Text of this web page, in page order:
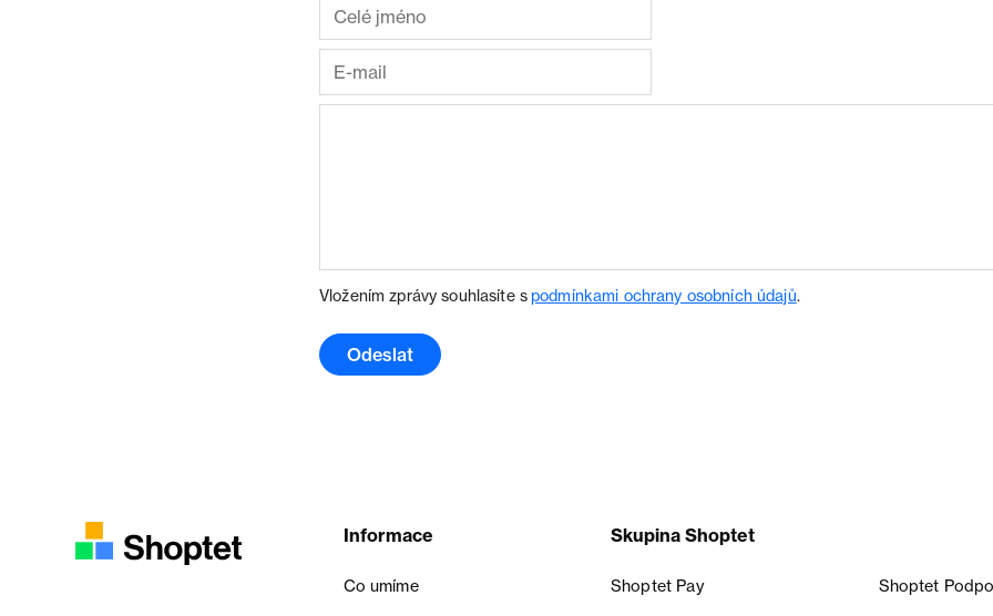
Vložením zprávy souhlasíte spodmínkami ochrany osobních údajů.
Odeslat
Informace
Co umíme
Skupina Shoptet
Shoptet Pay Shoptet